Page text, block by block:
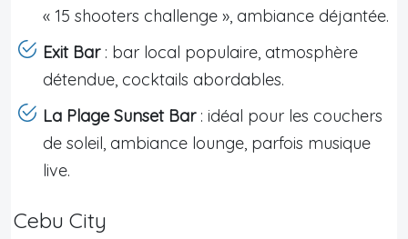
« 15 shooters challenge », ambiance déjantée.
Exit Bar: bar local populaire, atmosphère
détendue, cocktails abordables.
La Plage Sunset Bar: idéal pour les couchers
de soleil, ambiance lounge, parfois musique
live.
Cebu City